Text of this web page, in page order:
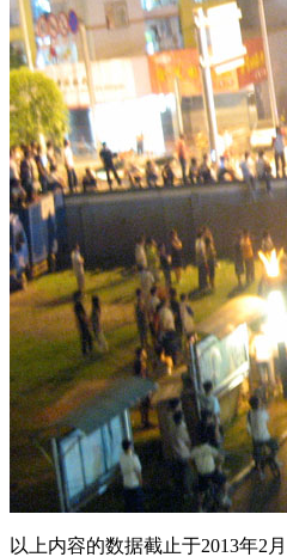
以上内容的数据截止于2013年2